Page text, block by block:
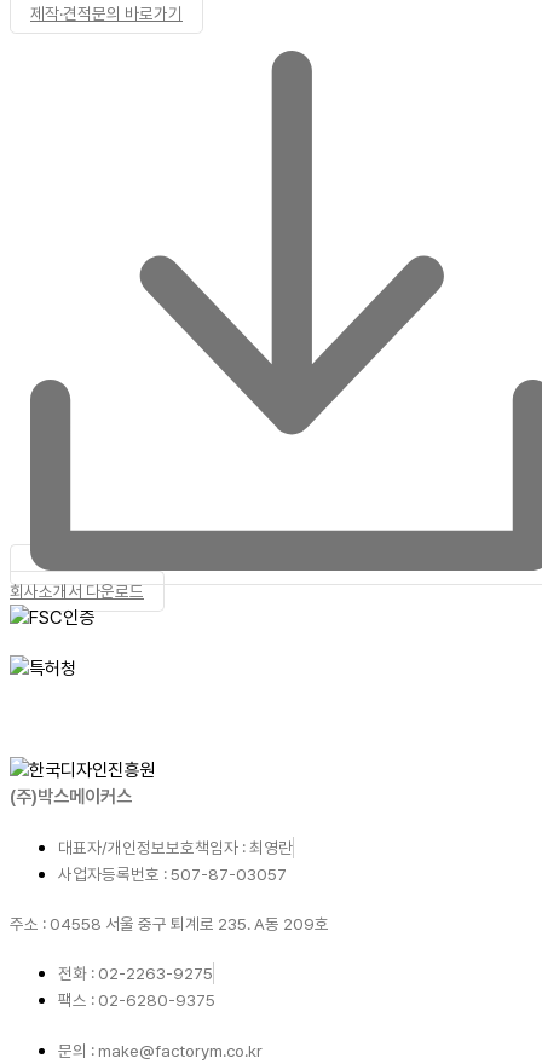
제작·견적문의 바로가기
회사소개서 다운로드
(주)박스메이커스
대표자/개인정보보호책임자 : 최영란
사업자등록번호 : 507-87-03057
주소 : 04558 서울 중구 퇴계로 235. A동 209호
전화 : 02-2263-9275
팩스 : 02-6280-9375
문의 : make@factorym.co.kr